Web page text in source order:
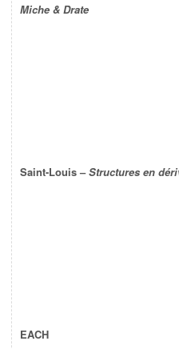
Miche & Drate
Saint-Louis –Structures en
EACH